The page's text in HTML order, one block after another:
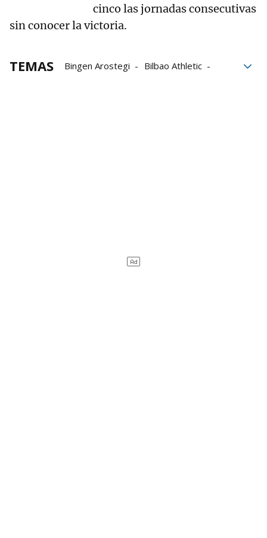
cinco las jornadas consecutivas
sin conocer la victoria.
TEMAS Bingen Arostegi
Bilbao Athletic